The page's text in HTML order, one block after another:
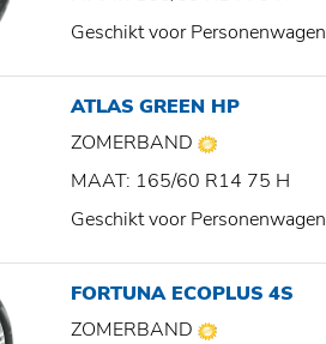
Geschikt voor Personenwagen
ATLAS GREEN HP
ZOMERBAND
MAAT: 165/60 R14 75 H
Geschikt voor Personenwagen
FORTUNA ECOPLUS 4S
ZOMERBAND